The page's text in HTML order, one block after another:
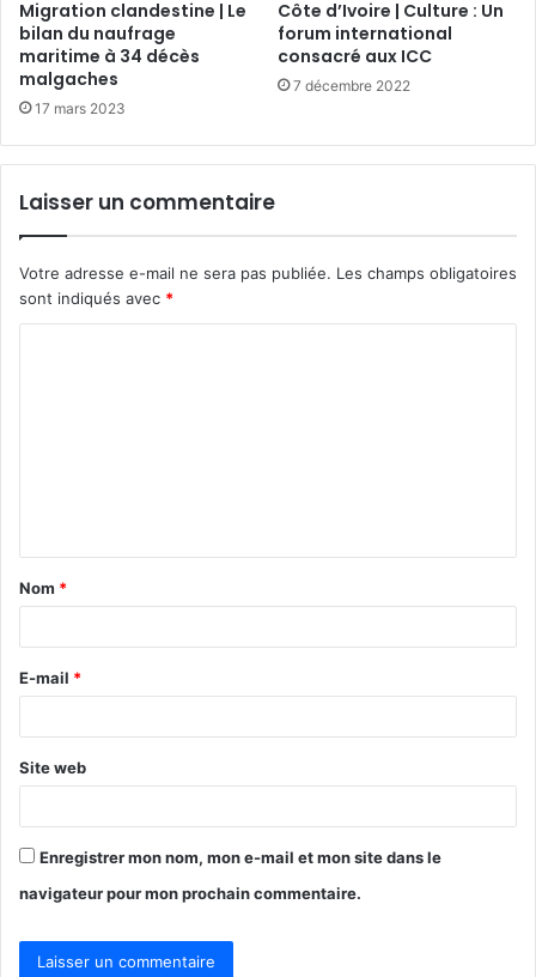
Migration clandestine | Le
bilan du naufrage
maritime à 34 décès
malgaches
17 mars 2023
Côte d’Ivoire | Culture : Un
forum international
consacré aux ICC
7 décembre 2022
Laisser un commentaire
Votre adresse e-mail ne sera pas publiée. Les champs obligatoires
sont indiqués avec *
t
a
e
*
Nom *
E-mail *
Site web
Enregistrer mon nom, mon e-mail et mon site dans le
navigateur pour mon prochain commentaire.